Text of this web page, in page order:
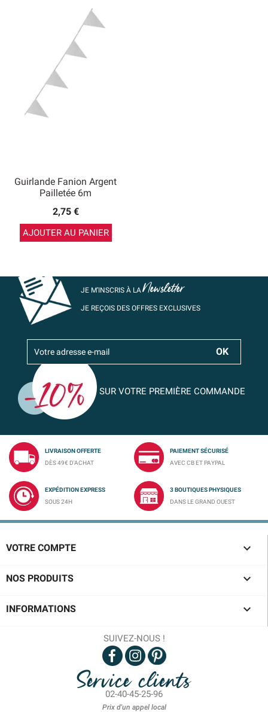
Guirlande Fanion Argent
Pailletée 6m
2,75 €
AJOUTER AU PANIER
JE M’INSCRIS À LANewsletter
JE REÇOIS DES OFFRES EXCLUSIVES
SUR VOTRE PREMIÈRE COMMANDE
LIVRAISON OFFERTE
DÈS 49€ D'ACHAT
PAIEMENT SÉCURISÉ
AVEC CB ET PAYPAL
EXPÉDITION EXPRESS
SOUS 24H
3 BOUTIQUES PHYSIQUES
DANS LE GRAND OUEST
VOTRE COMPTE 
NOS PRODUITS 
INFORMATIONS 
SUIVEZ-NOUS !
Service clients
02-40-45-25-96
Prix d'un appel local